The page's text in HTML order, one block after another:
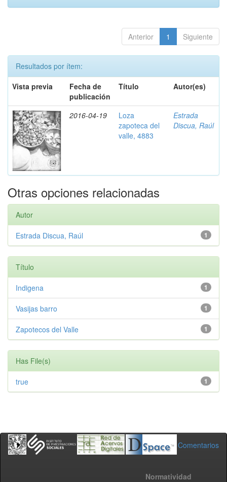
Anterior 1 Siguiente
Resultados por ítem:
Vista previa
Fecha de
publicación
Título Autor(es)
2016-04-19
Loza
zapoteca del
valle, 4883
Estrada
Discua, Raúl
Otras opciones relacionadas
Autor
1
Estrada Discua, Raúl
Título
1
Indigena
1
Vasijas barro
1
Zapotecos del Valle
Has File(s)
1
true
Comentarios
Normatividad